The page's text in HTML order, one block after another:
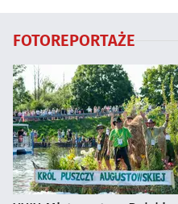
FOTOREPORTAŻE